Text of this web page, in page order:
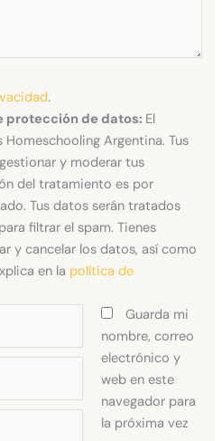
.
protección de datos: El
Argentina. Tus
y moderar tus
del tratamiento es por
Tus datos serán tratados
filtrar el spam. Tienes
y cancelar los datos, así como
en la política de
Guarda mi
nombre, correo
electrónico y
web en este
navegador para
la próxima vez